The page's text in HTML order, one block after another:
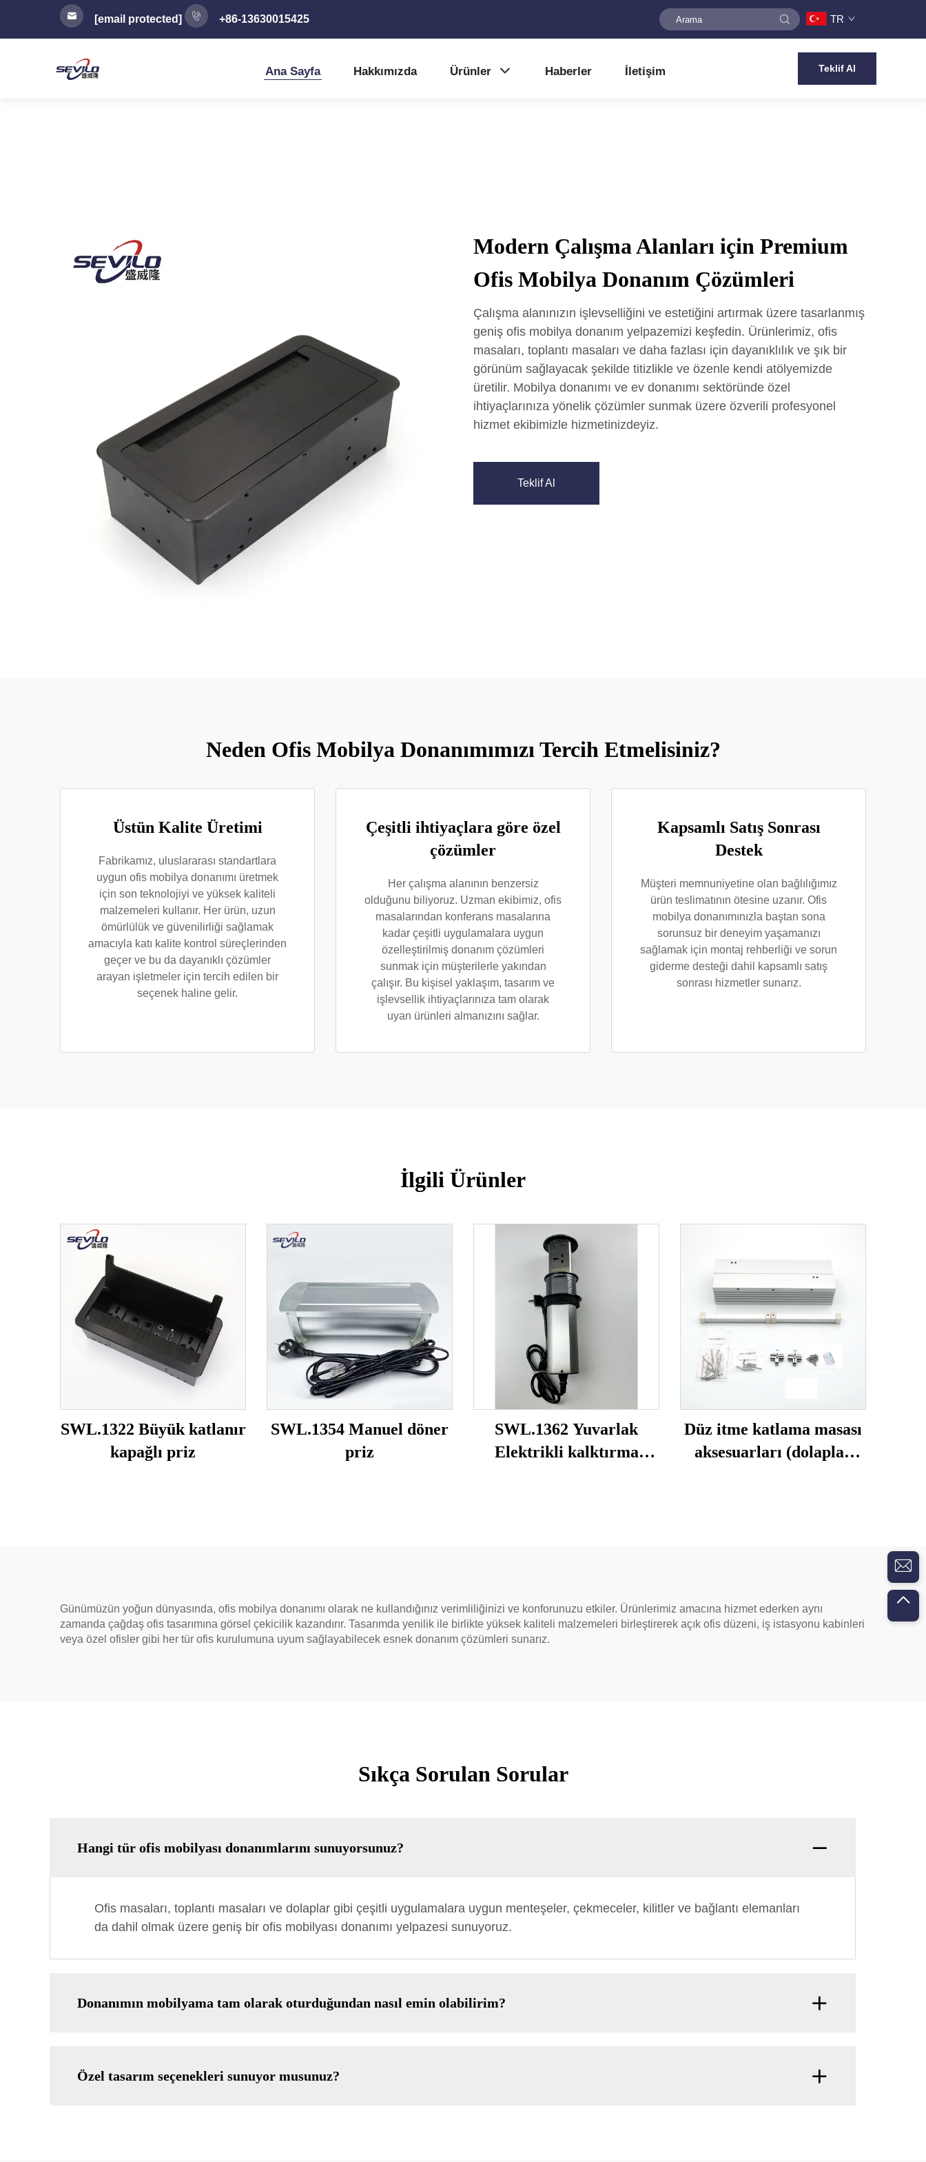
[email protected] +86-13630015425 TR
Ana Sayfa Hakkımızda Ürünler Haberler İletişim Teklif Al
Modern Çalışma Alanları için Premium
Ofis Mobilya Donanım Çözümleri
Çalışma alanınızın işlevselliğini ve estetiğini artırmak üzere tasarlanmış
geniş ofis mobilya donanım yelpazemizi keşfedin. Ürünlerimiz, ofis
masaları, toplantı masaları ve daha fazlası için dayanıklılık ve şık bir
görünüm sağlayacak şekilde titizlikle ve özenle kendi atölyemizde
üretilir. Mobilya donanımı ve ev donanımı sektöründe özel
ihtiyaçlarınıza yönelik çözümler sunmak üzere özverili profesyonel
hizmet ekibimizle hizmetinizdeyiz.
Teklif Al
Neden Ofis Mobilya Donanımımızı Tercih Etmelisiniz?
Üstün Kalite Üretimi
Fabrikamız, uluslararası standartlara
uygun ofis mobilya donanımı üretmek
için son teknolojiyi ve yüksek kaliteli
malzemeleri kullanır. Her ürün, uzun
ömürlülük ve güvenilirliği sağlamak
amacıyla katı kalite kontrol süreçlerinden
geçer ve bu da dayanıklı çözümler
arayan işletmeler için tercih edilen bir
seçenek haline gelir.
Çeşitli ihtiyaçlara göre özel
çözümler
Her çalışma alanının benzersiz
olduğunu biliyoruz. Uzman ekibimiz, ofis
masalarından konferans masalarına
kadar çeşitli uygulamalara uygun
özelleştirilmiş donanım çözümleri
sunmak için müşterilerle yakından
çalışır. Bu kişisel yaklaşım, tasarım ve
işlevsellik ihtiyaçlarınıza tam olarak
uyan ürünleri almanızını sağlar.
Kapsamlı Satış Sonrası
Destek
Müşteri memnuniyetine olan bağlılığımız
ürün teslimatının ötesine uzanır. Ofis
mobilya donanımınızla baştan sona
sorunsuz bir deneyim yaşamanızı
sağlamak için montaj rehberliği ve sorun
giderme desteği dahil kapsamlı satış
sonrası hizmetler sunarız.
İlgili Ürünler
SWL.1322 Büyük katlanır
kapağlı priz
SWL.1354 Manuel döner
priz
SWL.1362 Yuvarlak
Elektrikli kalktırma
Düz itme katlama masası
aksesuarları (dolaplar
Günümüzün yoğun dünyasında, ofis mobilya donanımı olarak ne kullandığınız verimliliğinizi ve konforunuzu etkiler. Ürünlerimiz amacına hizmet ederken aynı
zamanda çağdaş ofis tasarımına görsel çekicilik kazandırır. Tasarımda yenilik ile birlikte yüksek kaliteli malzemeleri birleştirerek açık ofis düzeni, iş istasyonu kabinleri
veya özel ofisler gibi her tür ofis kurulumuna uyum sağlayabilecek esnek donanım çözümleri sunarız.
Sıkça Sorulan Sorular
Hangi tür ofis mobilyası donanımlarını sunuyorsunuz?
Ofis masaları, toplantı masaları ve dolaplar gibi çeşitli uygulamalara uygun menteşeler, çekmeceler, kilitler ve bağlantı elemanları
da dahil olmak üzere geniş bir ofis mobilyası donanımı yelpazesi sunuyoruz.
Donanımın mobilyama tam olarak oturduğundan nasıl emin olabilirim?
Özel tasarım seçenekleri sunuyor musunuz?